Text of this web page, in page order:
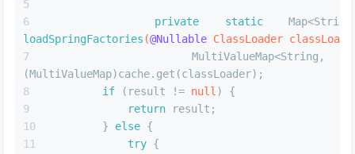
private
static
loadSpringFactories (@Nullable ClassLoader
MultiValueMap<String,
(MultiValueMap)cache.get(classLoader);
if (result != null) {
return result;
        }
else {
try {